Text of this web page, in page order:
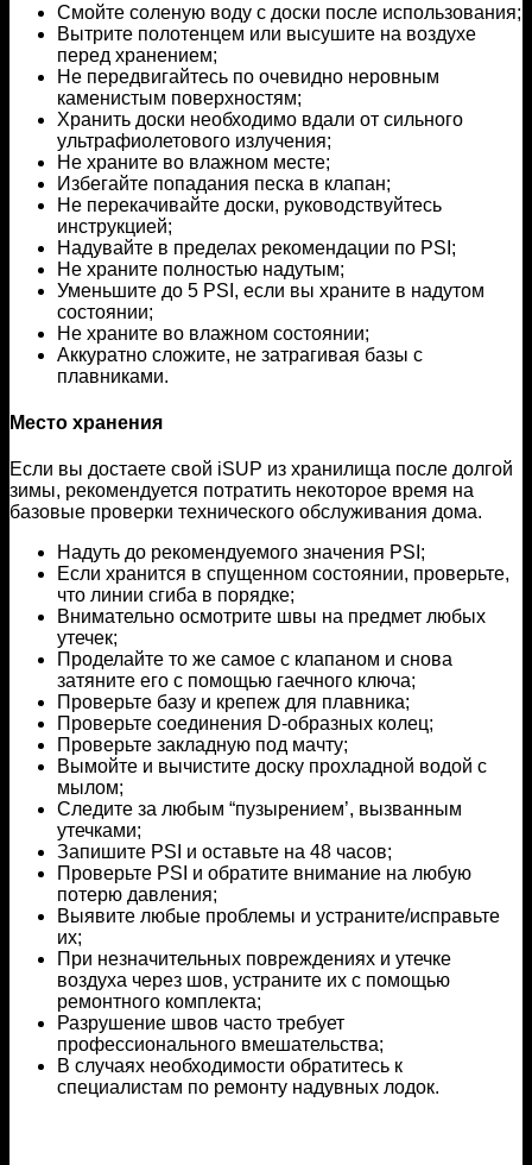
Смойте соленую воду с доски после использования;
Вытрите полотенцем или высушите на воздухе
перед хранением;
Не передвигайтесь по очевидно неровным
каменистым поверхностям;
Хранить доски необходимо вдали от сильного
ультрафиолетового излучения;
Не храните во влажном месте;
Избегайте попадания песка в клапан;
Не перекачивайте доски, руководствуйтесь
инструкцией;
Надувайте в пределах рекомендации по PSI;
Не храните полностью надутым;
Уменьшите до 5 PSI, если вы храните в надутом
состоянии;
Не храните во влажном состоянии;
Аккуратно сложите, не затрагивая базы с
плавниками.
Место хранения
Если вы достаете свой iSUP из хранилища после долгой
зимы, рекомендуется потратить некоторое время на
базовые проверки технического обслуживания дома.
Надуть до рекомендуемого значения PSI;
Если хранится в спущенном состоянии, проверьте,
что линии сгиба в порядке;
Внимательно осмотрите швы на предмет любых
утечек;
Проделайте то же самое с клапаном и снова
затяните его с помощью гаечного ключа;
Проверьте базу и крепеж для плавника;
Проверьте соединения D-образных колец;
Проверьте закладную под мачту;
Вымойте и вычистите доску прохладной водой с
мылом;
Следите за любым “пузырением’, вызванным
утечками;
Запишите PSI и оставьте на 48 часов;
Проверьте PSI и обратите внимание на любую
потерю давления;
Выявите любые проблемы и устраните/исправьте
их;
При незначительных повреждениях и утечке
воздуха через шов, устраните их с помощью
ремонтного комплекта;
Разрушение швов часто требует
профессионального вмешательства;
В случаях необходимости обратитесь к
специалистам по ремонту надувных лодок.